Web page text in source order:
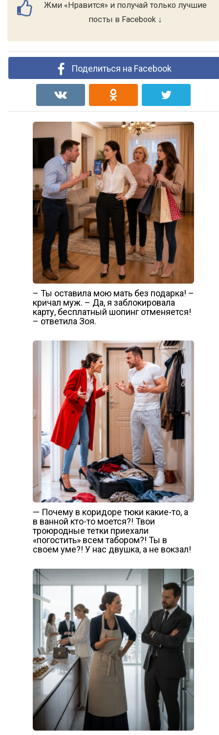
Жми «Нравится» и получай только лучшие
посты в Facebook ↓
Поделиться на Facebook
– Ты оставила мою мать без подарка! –
кричал муж. – Да, я заблокировала
карту, бесплатный шопинг отменяется!
– ответила Зоя.
— Почему в коридоре тюки какие-то, а
в ванной кто-то моется?! Твои
троюродные тетки приехали
«погостить» всем табором?! Ты в
своем уме?! У нас двушка, а не вокзал!